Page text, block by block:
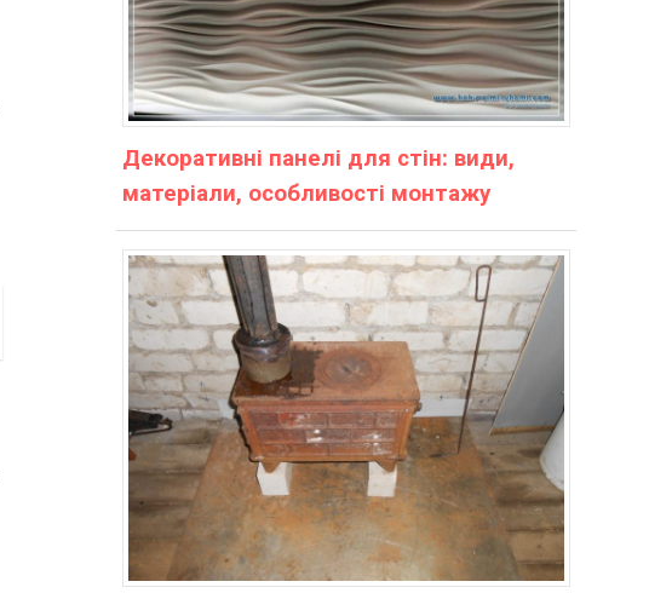
Декоративні панелі для стін: види,
матеріали, особливості монтажу